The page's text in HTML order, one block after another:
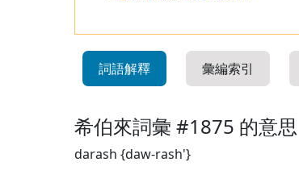
詞語解釋 彙編索引
希伯來詞彙 #1875 的意思
darash {daw-rash'}